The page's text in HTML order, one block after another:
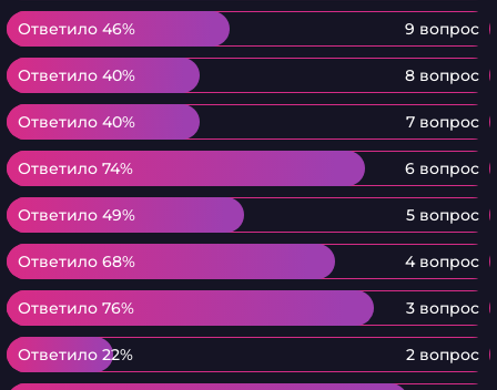
Ответило 46% 9 вопрос
Ответило 46%
Ответило 40% 8 вопрос
Ответило 40%
Ответило 40% 7 вопрос
Ответило 40%
Ответило 74% 6 вопрос
Ответило 74%
Ответило 49% 5 вопрос
Ответило 49%
Ответило 68% 4 вопрос
Ответило 68%
Ответило 76% 3 вопрос
Ответило 76%
Ответило 22% 2 вопрос
Ответило 22%